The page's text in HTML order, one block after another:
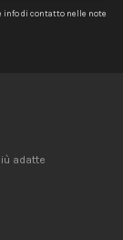
info di contatto nelle note
adatte